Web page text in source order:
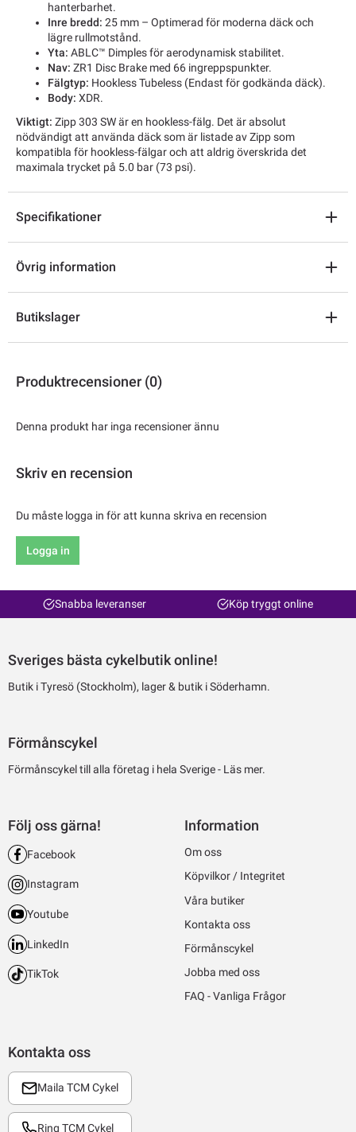
hanterbarhet.
Inre bredd: 25 mm – Optimerad för moderna däck och
lägre rullmotstånd.
Yta: ABLC™ Dimples för aerodynamisk stabilitet.
Nav: ZR1 Disc Brake med 66 ingreppspunkter.
Fälgtyp: Hookless Tubeless (Endast för godkända däck).
Body: XDR.
Viktigt: Zipp 303 SW är en hookless-fälg. Det är absolut
nödvändigt att använda däck som är listade av Zipp som
kompatibla för hookless-fälgar och att aldrig överskrida det
maximala trycket på 5.0 bar (73 psi).
Specifikationer
Övrig information
Butikslager
Produktrecensioner (0)
Denna produkt har inga recensioner ännu
Skriv en recension
Du måste logga in för att kunna skriva en recension
Logga in
Snabba leveranser Köp tryggt online
Sveriges bästa cykelbutik online!
Butik i Tyresö (Stockholm), lager & butik i Söderhamn.
Förmånscykel
Förmånscykel till alla företag i hela Sverige - Läs mer.
Kontakta oss
Maila TCM Cykel
Ring TCM Cykel
Följ oss gärna!
Facebook
Instagram
Youtube
LinkedIn
TikTok
Information
Om oss
Köpvilkor / Integritet
Våra butiker
Kontakta oss
Förmånscykel
Jobba med oss
FAQ - Vanliga Frågor